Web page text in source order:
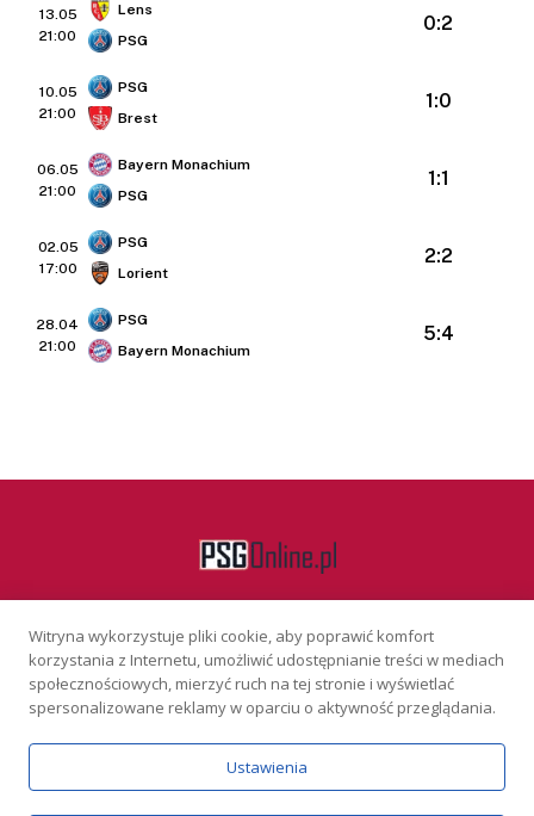
13.05
21:00
Lens
PSG
0:2
10.05
21:00
PSG
Brest
1:0
06.05
21:00
Bayern Monachium
PSG
1:1
02.05
17:00
PSG
Lorient
2:2
28.04
21:00
PSG
Bayern Monachium
5:4
Facebook
KONTAKT REKLAMA POLITYKA PRYWATNOŚCI
Serwis wyłącznie dla osób powyżej 18 lat. Hazard może uzależniać.
Graj odpowiedzialnie.Szczegóły
Witryna wykorzystuje pliki cookie, aby poprawić komfort
korzystania z Internetu, umożliwić udostępnianie treści w mediach
społecznościowych, mierzyć ruch na tej stronie i wyświetlać
spersonalizowane reklamy w oparciu o aktywność przeglądania.
Ustawienia